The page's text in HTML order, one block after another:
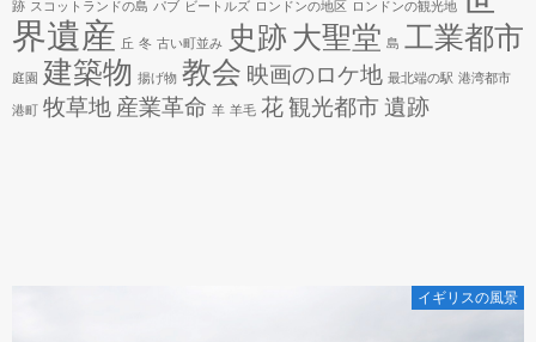
跡 スコットランドの島 パブ ビートルズ ロンドンの地区 ロンドンの観光地
界遺産 丘 冬 古い町並み 史跡大聖堂 島 工業都市
庭園 建築物 揚げ物 教会 映画のロケ地 最北端の駅 港湾都市
港町 牧草地産業革命 羊 羊毛 花観光都市 遺跡
イギリスの風景